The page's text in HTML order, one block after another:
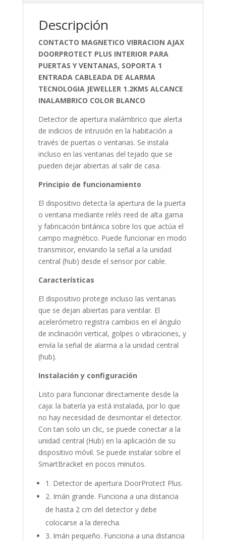
Descripción
CONTACTO MAGNETICO VIBRACION AJAX
DOORPROTECT PLUS INTERIOR PARA
PUERTAS Y VENTANAS, SOPORTA 1
ENTRADA CABLEADA DE ALARMA
TECNOLOGIA JEWELLER 1.2KMS ALCANCE
INALAMBRICO COLOR BLANCO
Detector de apertura inalámbrico que alerta
de indicios de intrusión en la habitación a
través de puertas o ventanas. Se instala
incluso en las ventanas del tejado que se
pueden dejar abiertas al salir de casa.
Principio de funcionamiento
El dispositivo detecta la apertura de la puerta
o ventana mediante relés reed de alta gama
y fabricación británica sobre los que actúa el
campo magnético. Puede funcionar en modo
transmisor, enviando la señal a la unidad
central (hub) desde el sensor por cable.
Características
El dispositivo protege incluso las ventanas
que se dejan abiertas para ventilar. El
acelerómetro registra cambios en el ángulo
de inclinación vertical, golpes o vibraciones, y
envía la señal de alarma a la unidad central
(hub).
Instalación y configuración
Listo para funcionar directamente desde la
caja: la batería ya está instalada, por lo que
no hay necesidad de desmontar el detector.
Con tan solo un clic, se puede conectar a la
unidad central (Hub) en la aplicación de su
dispositivo móvil. Se puede instalar sobre el
SmartBracket en pocos minutos.
1. Detector de apertura DoorProtect Plus.
2. Imán grande. Funciona a una distancia
de hasta 2 cm del detector y debe
colocarse a la derecha.
3. Imán pequeño. Funciona a una distancia